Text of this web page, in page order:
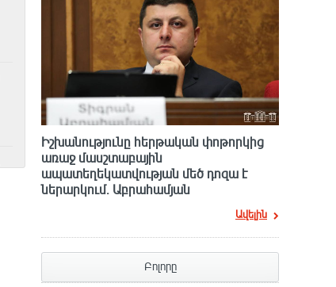
Իշխանությունը հերթական փոթորկից
առաջ մասշտաբային
ապատեղեկատվության մեծ դnզա է
ներարկում․ Աբրահամյան
Ավելին
Բոլորը